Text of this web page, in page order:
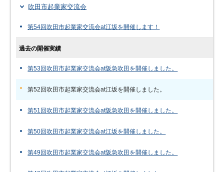
吹田市起業家交流会
第54回吹田市起業家交流会at江坂を開催します！
過去の開催実績
第53回吹田市起業家交流会at阪急吹田を開催しました。
第52回吹田市起業家交流会at江坂を開催しました。
第51回吹田市起業家交流会at阪急吹田を開催しました。
第50回吹田市起業家交流会at江坂を開催しました。
第49回吹田市起業家交流会at阪急吹田を開催しました。